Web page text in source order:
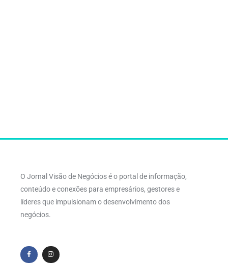
O Jornal Visão de Negócios é o portal de informação,
conteúdo e conexões para empresários, gestores e
líderes que impulsionam o desenvolvimento dos
negócios.